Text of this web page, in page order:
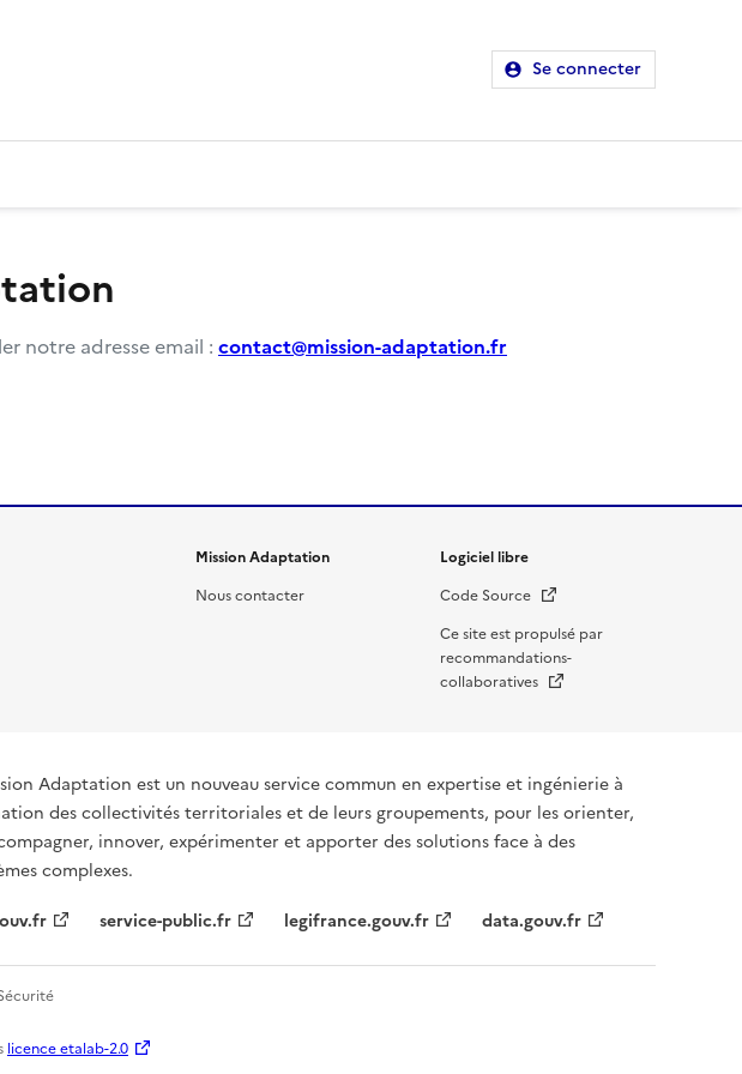
Se connecter
notre adresse email : contact@mission-adaptation.fr
Mission Adaptation
Nous contacter
Logiciel libre
Code Source Nouvelle fenêtre
Ce site est propulsé par
recommandations-
collaboratives Nouvelle fenêtre
Adaptation est un nouveau service commun en expertise et ingénierie à
des collectivités territoriales et de leurs groupements, pour les orienter,
innover, expérimenter et apporter des solutions face à des
complexes.
service-public.fr legifrance.gouv.fr data.gouv.fr
licence etalab-2.0